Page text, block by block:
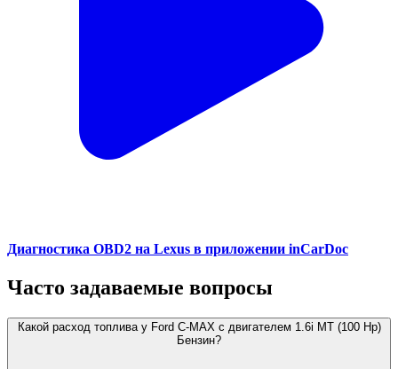
Диагностика OBD2 на Lexus в приложении inCarDoc
Часто задаваемые вопросы
Какой расход топлива у Ford C-MAX с двигателем 1.6i MT (100 Hp)
Бензин?